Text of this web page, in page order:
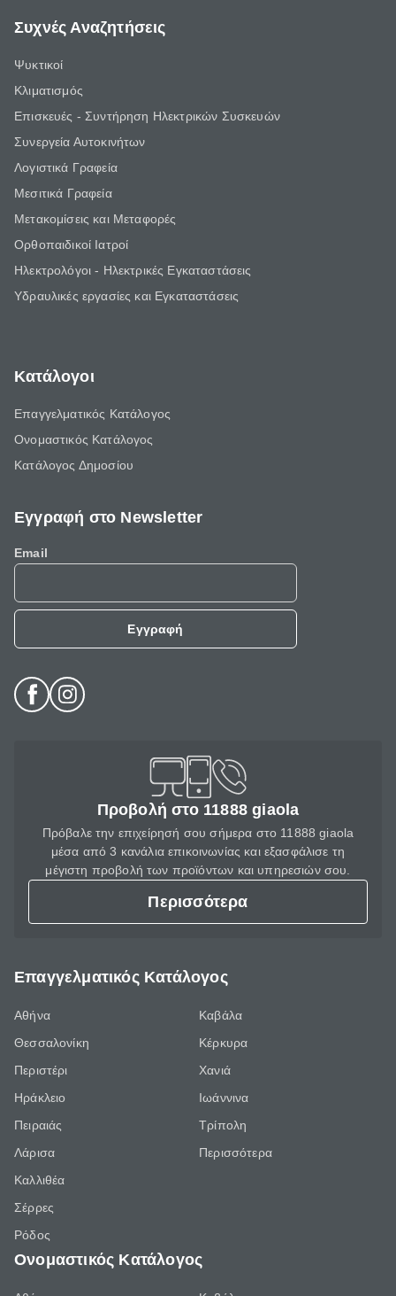
Συχνές Αναζητήσεις
Ψυκτικοί
Κλιματισμός
Επισκευές - Συντήρηση Ηλεκτρικών Συσκευών
Συνεργεία Αυτοκινήτων
Λογιστικά Γραφεία
Μεσιτικά Γραφεία
Μετακομίσεις και Μεταφορές
Ορθοπαιδικοί Ιατροί
Ηλεκτρολόγοι - Ηλεκτρικές Εγκαταστάσεις
Υδραυλικές εργασίες και Εγκαταστάσεις
Κατάλογοι
Επαγγελματικός Κατάλογος
Ονομαστικός Κατάλογος
Κατάλογος Δημοσίου
Εγγραφή στο Newsletter
Email
Εγγραφή
Προβολή στο 11888 giaola
Πρόβαλε την επιχείρησή σου σήμερα στο 11888 giaola
μέσα από 3 κανάλια επικοινωνίας και εξασφάλισε τη
μέγιστη προβολή των προϊόντων και υπηρεσιών σου.
Περισσότερα
Επαγγελματικός Κατάλογος
Αθήνα
Θεσσαλονίκη
Περιστέρι
Ηράκλειο
Πειραιάς
Λάρισα
Καλλιθέα
Σέρρες
Ρόδος
Καβάλα
Κέρκυρα
Χανιά
Ιωάννινα
Τρίπολη
Περισσότερα
Ονομαστικός Κατάλογος